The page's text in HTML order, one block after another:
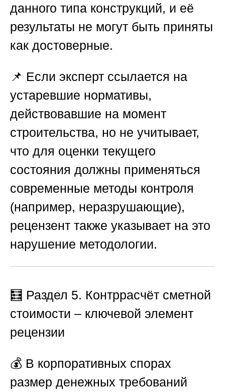
данного типа конструкций, и её
результаты не могут быть приняты
как достоверные.
📌 Если эксперт ссылается на
устаревшие нормативы,
действовавшие на момент
строительства, но не учитывает,
что для оценки текущего
состояния должны применяться
современные методы контроля
(например, неразрушающие),
рецензент также указывает на это
нарушение методологии.
🧮 Раздел 5. Контррасчёт сметной
стоимости – ключевой элемент
рецензии
💰 В корпоративных спорах
размер денежных требований